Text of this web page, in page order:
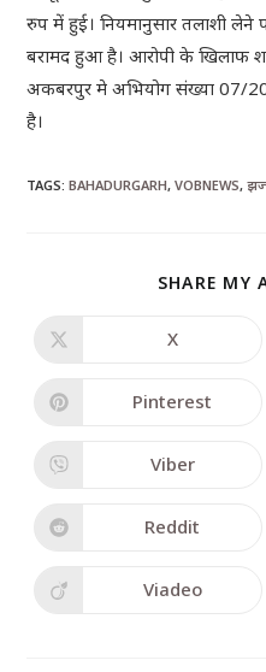
रुप में हुई। नियमानुसार तलाशी
बरामद हुआ है। आरोपी के खिलाफ
अकबरपुर मे अभियोग संख्या 07/
है।
TAGS:BAHADURGARH, VOBNEWS,
SHARE MY
X
Pinterest
Viber
Reddit
Viadeo